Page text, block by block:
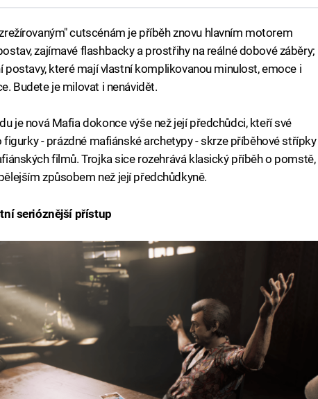
cutscénám je příběh znovu hlavním motorem
zajímavé flashbacky a prostřihy na reálné dobové záběry;
postavy, které mají vlastní komplikovanou minulost, emoce i
Budete je milovat i nenávidět.
je nová Mafia dokonce výše než její předchůdci, kteří své
- prázdné mafiánské archetypy - skrze příběhové střípky
filmů. Trojka sice rozehrává klasický příběh o pomstě,
způsobem než její předchůdkyně.
serióznější přístup